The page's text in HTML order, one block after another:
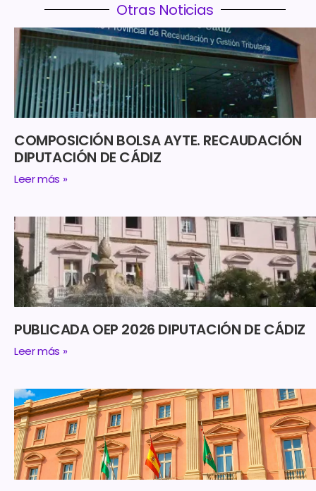
Otras Noticias
COMPOSICIÓN BOLSA AYTE. RECAUDACIÓN
DIPUTACIÓN DE CÁDIZ
Leer más »
PUBLICADA OEP 2026 DIPUTACIÓN DE CÁDIZ
Leer más »